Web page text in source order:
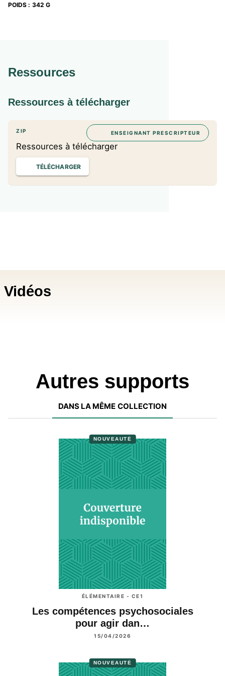
POIDS : 342 G
Ressources
Ressources à télécharger
ZIP
Ressources à télécharger
ENSEIGNANT PRESCRIPTEUR
TÉLÉCHARGER
Vidéos
Autres supports
DANS LA MÊME COLLECTION
NOUVEAUTÉ
ÉLÉMENTAIRE - CE1
Les compétences psychosociales
pour agir dan…
15/04/2026
NOUVEAUTÉ